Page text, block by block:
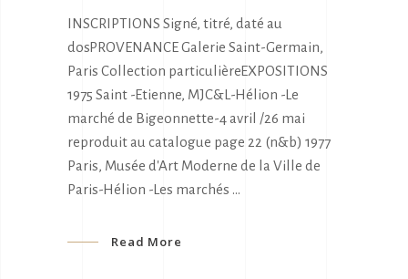
INSCRIPTIONS Signé, titré, daté au
dosPROVENANCE Galerie Saint-Germain,
Paris Collection particulièreEXPOSITIONS
1975 Saint -Etienne, MJC&L-Hélion -Le
marché de Bigeonnette-4 avril /26 mai
reproduit au catalogue page 22 (n&b) 1977
Paris, Musée d'Art Moderne de la Ville de
Paris-Hélion -Les marchés
Read More